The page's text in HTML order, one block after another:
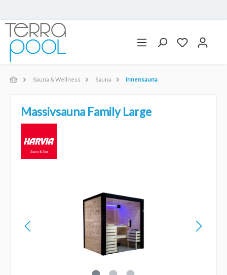
Sauna & Wellness Sauna Innensauna
Massivsauna Family Large